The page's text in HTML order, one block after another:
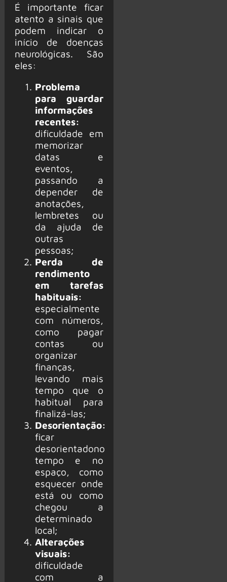
É importante ficar
atento a sinais que
podem indicar o
início de doenças
neurológicas. São
eles:
Problema
para guardar
informações
recentes:
dificuldade em
memorizar
datas e
eventos,
passando a
depender de
anotações,
lembretes ou
da ajuda de
outras
pessoas;
Perda de
rendimento
em tarefas
habituais:
especialmente
com números,
como pagar
contas ou
organizar
finanças,
levando mais
tempo que o
habitual para
finalizá-las;
Desorientação:
ficar
desorientadono
tempo e no
espaço, como
esquecer onde
está ou como
chegou a
determinado
local;
Alterações
visuais:
dificuldade
com a